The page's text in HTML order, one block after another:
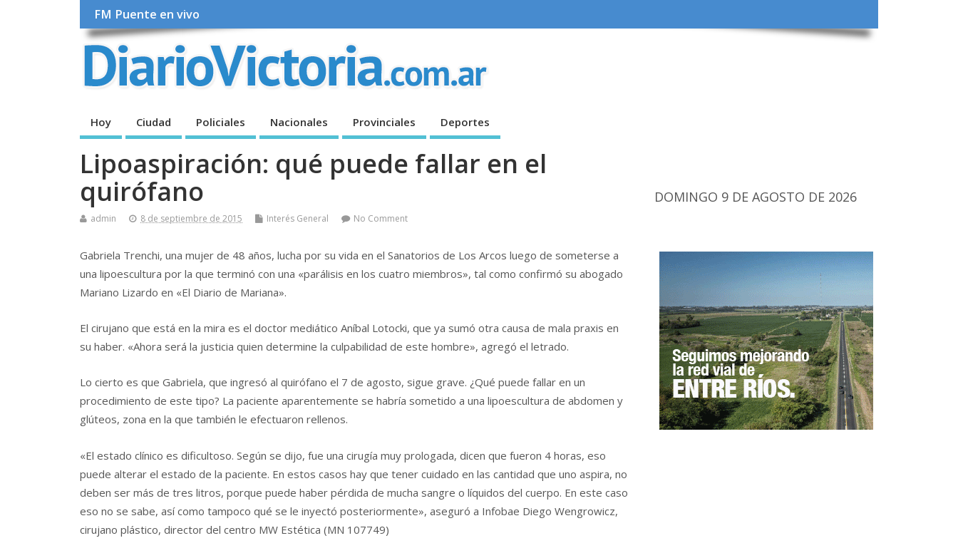
FM Puente en vivo
Hoy Ciudad Policiales Nacionales Provinciales Deportes
Lipoaspiración: qué puede fallar en el
quirófano
admin 8 de septiembre de 2015 Interés General No Comment
Gabriela Trenchi, una mujer de 48 años, lucha por su vida en el Sanatorios de Los Arcos luego de someterse a
una lipoescultura por la que terminó con una «parálisis en los cuatro miembros», tal como confirmó su abogado
Mariano Lizardo en «El Diario de Mariana».
El cirujano que está en la mira es el doctor mediático Aníbal Lotocki, que ya sumó otra causa de mala praxis en
su haber. «Ahora será la justicia quien determine la culpabilidad de este hombre», agregó el letrado.
Lo cierto es que Gabriela, que ingresó al quirófano el 7 de agosto, sigue grave. ¿Qué puede fallar en un
procedimiento de este tipo? La paciente aparentemente se habría sometido a una lipoescultura de abdomen y
glúteos, zona en la que también le efectuaron rellenos.
«El estado clínico es dificultoso. Según se dijo, fue una cirugía muy prologada, dicen que fueron 4 horas, eso
puede alterar el estado de la paciente. En estos casos hay que tener cuidado en las cantidad que uno aspira, no
deben ser más de tres litros, porque puede haber pérdida de mucha sangre o líquidos del cuerpo. En este caso
eso no se sabe, así como tampoco qué se le inyectó posteriormente», aseguró a Infobae Diego Wengrowicz,
cirujano plástico, director del centro MW Estética (MN 107749)
DOMINGO 9 DE AGOSTO DE 2026